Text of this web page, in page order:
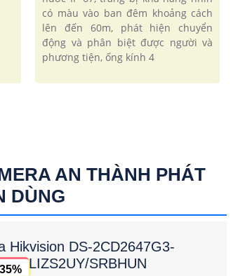
có màu vào ban đêm khoảng cách
lên đến 60m, phát hiện chuyển
động và phân biệt được người và
phương tiện, ống kính 4
AN THÀNH PHÁT
DÙNG
Hikvision DS-2CD2647G3-
LIZS2UY/SRBHUN